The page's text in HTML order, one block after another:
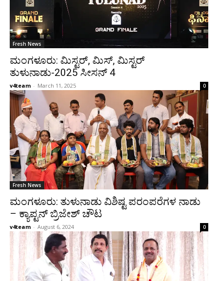
Fresh News
ಮಂಗಳೂರು: ಮಿಸ್ಟರ್, ಮಿಸ್, ಮಿಸ್ಟರ್
ತುಳುನಾಡು-2025 ಸೀಸನ್ 4
v4team - March 11, 2025 0
Fresh News
ಮಂಗಳೂರು: ತುಳುನಾಡು ವಿಶಿಷ್ಟ ಪರಂಪರೆಗಳ ನಾಡು
– ಕ್ಯಾಪ್ಟನ್ ಬ್ರಿಜೇಶ್ ಚೌಟ
v4team - August 6, 2024 0